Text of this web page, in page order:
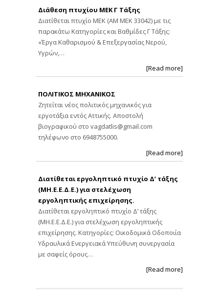
Διάθεση πτυχίου ΜΕΚ Γ Τάξης
Διατίθεται πτυχίο ΜΕΚ (ΑΜ ΜΕΚ 33042) με τις
παρακάτω Κατηγορίες και Βαθμίδες Γ Τάξης:
«Έργα Καθαρισμού & Επεξεργασίας Νερού,
Υγρών,…
[Read more]
ΠΟΛΙΤΙΚΟΣ ΜΗΧΑΝΙΚΟΣ
Ζητείται νέος πολιτικός μηχανικός για
εργοτάξια εντός Αττικής. Αποστολή
βιογραφικού στο vagdatlis@gmail.com
τηλέφωνο στο 6948755000.
[Read more]
Διατίθεται εργοληπτικό πτυχίο Δ’ τάξης
(ΜΗ.Ε.Ε.Δ.Ε.) για στελέχωση
εργοληπτικής επιχείρησης.
Διατίθεται εργοληπτικό πτυχίο Δ’ τάξης
(ΜΗ.Ε.Ε.Δ.Ε.) για στελέχωση εργοληπτικής
επιχείρησης. Κατηγορίες: Οικοδομικά Οδοποιία
Υδραυλικά Ενεργειακά Υπεύθυνη συνεργασία
με σαφείς όρους…
[Read more]